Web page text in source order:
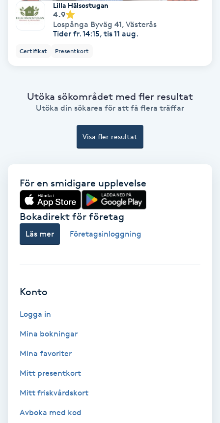
Koppningsmassage
Kosmetisk tatuering
Kroppsinpackning
Kärlbehandling
Laserbehandling
Liktornar
LPG
LPG-massage
Lilla Hälsostugan
4.9
Lospånga Byväg 41, Västerås
Tider fr. 14:15, tis 11 aug.
Certifikat Presentkort
Utöka sökområdet med fler resultat
Utöka din sökarea för att få flera träffar
Visa fler resultat
För en smidigare upplevelse
Bokadirekt för företag
Läs mer Företagsinloggning
Konto
Logga in
Mina bokningar
Mina favoriter
Mitt presentkort
Mitt friskvårdskort
Avboka med kod